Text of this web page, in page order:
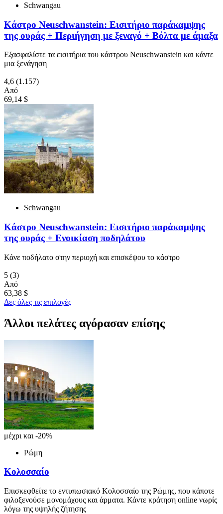
Schwangau
Κάστρο Neuschwanstein: Εισιτήριο παράκαμψης
της ουράς + Περιήγηση με ξεναγό + Βόλτα με άμαξα
Εξασφαλίστε τα εισιτήρια του κάστρου Neuschwanstein και κάντε
μια ξενάγηση
4,6 (1.157)
Από
69,14 $
Schwangau
Κάστρο Neuschwanstein: Εισιτήριο παράκαμψης
της ουράς + Ενοικίαση ποδηλάτου
Κάνε ποδήλατο στην περιοχή και επισκέψου το κάστρο
5 (3)
Από
63,38 $
Δες όλες τις επιλογές
Άλλοι πελάτες αγόρασαν επίσης
μέχρι και -20%
Ρώμη
Κολοσσαίο
Επισκεφθείτε το εντυπωσιακό Κολοσσαίο της Ρώμης, που κάποτε
φιλοξενούσε μονομάχους και άρματα. Κάντε κράτηση online νωρίς
λόγω της υψηλής ζήτησης